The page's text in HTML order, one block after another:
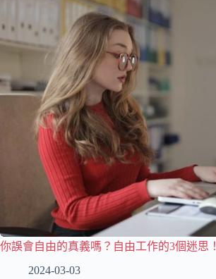
你誤會自由的真義嗎？自由工作的3個迷思！
2024-03-03